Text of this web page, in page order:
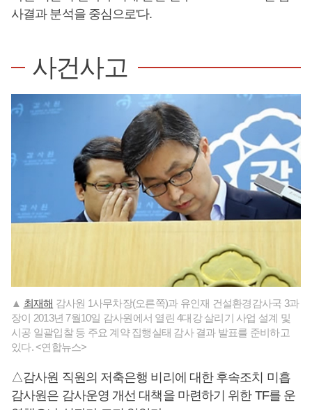
사결과 분석을 중심으로'다.
사건사고
▲ 최재해 감사원 1사무차장(오른쪽)과 유인재 건설환경감사국 3과
장이 2013년 7월10일 감사원에서 열린 4대강 살리기 사업 설계 및
시공 일괄입찰 등 주요 계약 집행실태 감사 결과 발표를 준비하고
있다. <연합뉴스>
△감사원 직원의 저축은행 비리에 대한 후속조치 미흡
감사원은 감사운영 개선 대책을 마련하기 위한 TF를 운